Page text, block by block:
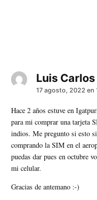
Luis
17 agosto, 2022 en
Hace 2 años estuve en
para mi comprar una tarjeta
indios. Me pregunto si esto
comprando la SIM en el
puedas dar pues en octubre
mi celular.
Gracias de antemano :-)